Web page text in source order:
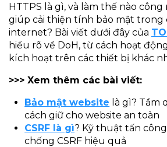
HTTPS là gì, và làm thế nào
giúp cải thiện tính bảo mật
internet? Bài viết dưới đây của
hiểu rõ về DoH, từ cách hoạt
kích hoạt trên các thiết bị khác
>>> Xem thêm các bài viết:
Bảo mật website là gì? Tầm
cách giữ cho website an toàn
CSRF là gì? Kỹ thuật tấn
chống CSRF hiệu quả